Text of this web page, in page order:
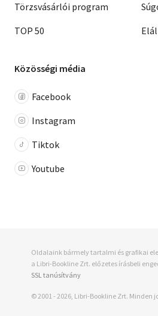
Törzsvásárlói program
TOP 50
Közösségi média
Facebook
Instagram
Tiktok
Youtube
Oldalaink bármely tartalmi és grafikai
a Libri-Bookline Zrt. előzetes írásbeli
SSL tanúsítvány
© 2001 - 2026, Libri-Bookline Zrt. Minden